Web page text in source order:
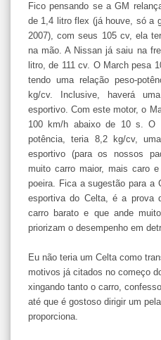
Fico pensando se a GM
de 1,4 litro flex (já houve, só a
2007), com seus 105 cv, ela
na mão. A Nissan já saiu na
litro, de 111 cv. O March pesa
tendo uma relação peso-
kg/cv. Inclusive, haverá
esportivo. Com este motor, o
100 km/h abaixo de 10 s. O
potência, teria 8,2 kg/cv,
esportivo (para os nossos
muito carro maior, mais caro
poeira. Fica a sugestão para a
esportiva do Celta, é a prova
carro barato e que ande
priorizam o desempenho em
Eu não teria um Celta como
motivos já citados no começo
xingando tanto o carro,
até que é gostoso dirigir um
proporciona.